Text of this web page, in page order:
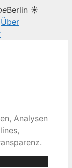
Berlin ☀
Über
Analysen